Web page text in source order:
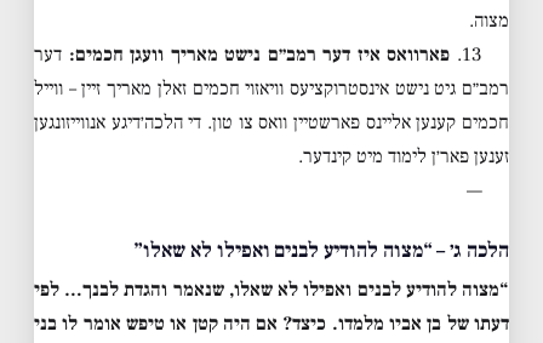
מצוה.
13. פארוואס איז דער רמב״ם נישט מאריך וועגן חכמים: דער
רמב״ם גיט נישט אינסטרוקציעס וויאזוי חכמים זאלן מאריך זיין – ווייל
חכמים קענען אליינס פארשטיין וואס צו טון. די הלכה׳דיגע אנווייזונגען
זענען פאר׳ן לימוד מיט קינדער.
—
הלכה ג׳ – “מצוה להודיע לבנים ואפילו לא שאלו”
“מצוה להודיע לבנים ואפילו לא שאלו, שנאמר והגדת לבנך… לפי
דעתו של בן אביו מלמדו. כיצד? אם היה קטן או טיפש אומר לו בני